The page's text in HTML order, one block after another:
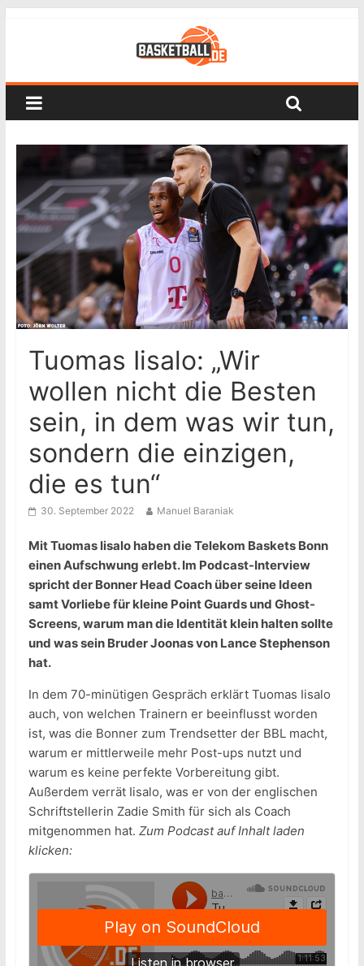
Tuomas Iisalo: „Wir
wollen nicht die Besten
sein, in dem was wir tun,
sondern die einzigen,
die es tun“
30. September 2022 Manuel Baraniak
Mit Tuomas Iisalo haben die Telekom Baskets Bonn
einen Aufschwung erlebt. Im Podcast-Interview
spricht der Bonner Head Coach über seine Ideen
samt Vorliebe für kleine Point Guards und Ghost-
Screens, warum man die Identität klein halten sollte
und was sein Bruder Joonas von Lance Stephenson
hat.
In dem 70-minütigen Gespräch erklärt Tuomas Iisalo
auch, von welchen Trainern er beeinflusst worden
ist, was die Bonner zum Trendsetter der BBL macht,
warum er mittlerweile mehr Post-ups nutzt und
warum es keine perfekte Vorbereitung gibt.
Außerdem verrät Iisalo, was er von der englischen
Schriftstellerin Zadie Smith für sich als Coach
mitgenommen hat. Zum Podcast auf Inhalt laden
klicken: